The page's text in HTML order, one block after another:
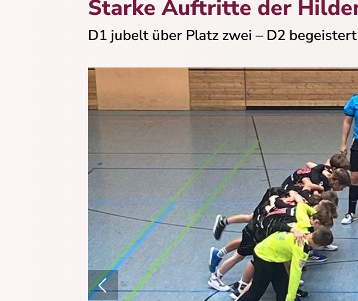
Starke Auftritte der
D1 jubelt über Platz zwei – D2
Quicklinks
Sportangebote finden
Unser Sportangebot
Alles